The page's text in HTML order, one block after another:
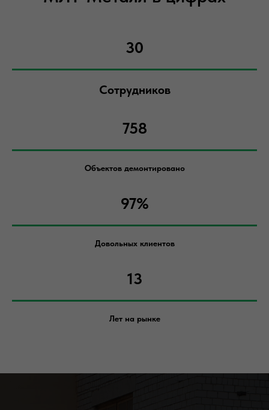
30
Сотрудников
758
Объектов демонтировано
97%
Довольных клиентов
13
Лет на рынке